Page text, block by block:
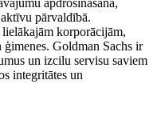
pārvaldībā.
lielākajām korporācijām,
ģimenes. Goldman Sachs ir
un izcilu servisu saviem
integritātes un